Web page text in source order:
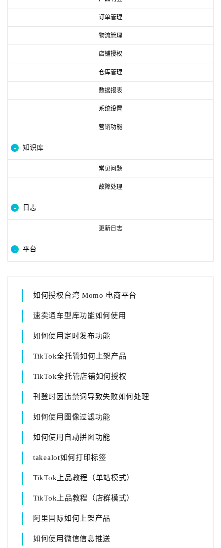
订单管理
物流管理
店铺授权
仓库管理
数据报表
系统设置
营销功能
知识库
常见问题
故障处理
日志
更新日志
平台
如何授权台湾 Momo 电商平台
速卖通车型库功能如何使用
如何使用定时发布功能
TikTok全托管如何上架产品
TikTok全托管店铺如何授权
刊登时因违禁词导致失败如何处理
如何使用图像过滤功能
如何使用自动拼图功能
takealot如何打印标签
TikTok上品教程（单站模式）
TikTok上品教程（店群模式）
阿里国际如何上架产品
如何使用微信信息推送